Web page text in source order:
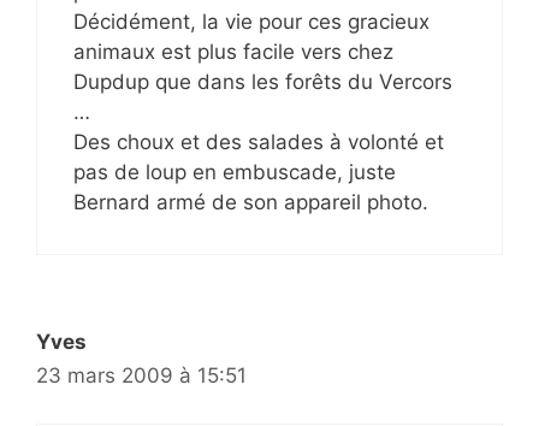
Décidément, la vie pour ces gracieux
animaux est plus facile vers chez
Dupdup que dans les forêts du Vercors
…
Des choux et des salades à volonté et
pas de loup en embuscade, juste
Bernard armé de son appareil photo.
Yves
23 mars 2009 à 15:51